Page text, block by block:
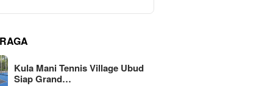
Kula Mani Tennis Village Ubud
Siap Grand…